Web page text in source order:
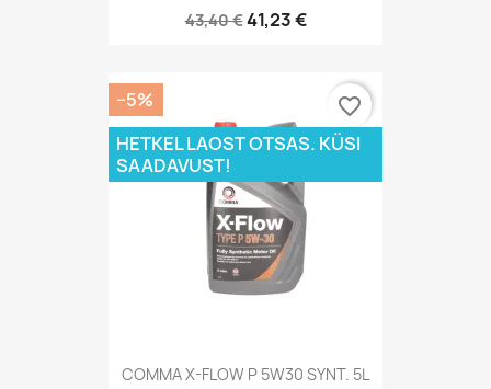
43,40 €41,23 €
COMMA X-FLOW P 5W30 SYNT. 5L
−5%
HETKEL LAOST OTSAS. KÜSI
SAADAVUST!
favorite_border